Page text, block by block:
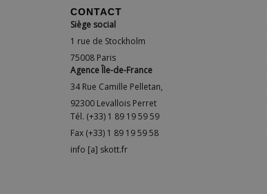
CONTACT
Siège social
1 rue de Stockholm
75008 Paris
Agence Île-de-France
34 Rue Camille Pelletan,
92300 Levallois Perret
Tél. (+33) 1 89 19 59 59
Fax (+33) 1 89 19 59 58
info [a] skott.fr